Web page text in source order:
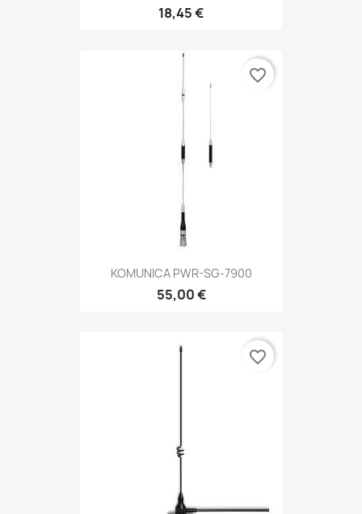
18,45 €
KOMUNICA PWR-SG-7900
55,00 €
favorite_border
favorite_border